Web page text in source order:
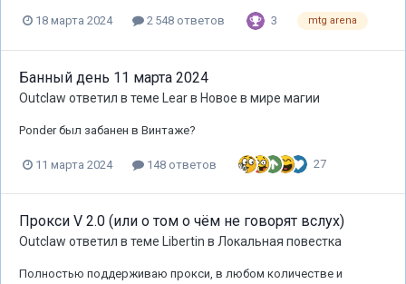
18 марта 2024 2 548 ответов 3 mtg arena
Банный день 11 марта 2024
Outclaw ответил в теме Learв Новое в мире магии
Ponder был забанен в Винтаже?
11 марта 2024 148 ответов 27
Прокси V 2.0 (или о том о чём не говорят вслух)
Outclaw ответил в теме Libertin в Локальная повестка
Полностью поддерживаю прокси, в любом количестве и